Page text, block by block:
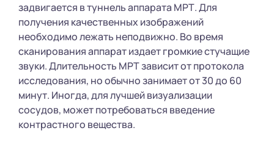
задвигается в туннель аппарата МРТ. Для
получения качественных изображений
необходимо лежать неподвижно. Во время
сканирования аппарат издает громкие стучащие
звуки. Длительность МРТ зависит от протокола
исследования, но обычно занимает от 30 до 60
минут. Иногда, для лучшей визуализации
сосудов, может потребоваться введение
контрастного вещества.